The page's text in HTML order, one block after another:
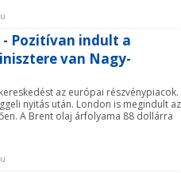
- Pozitívan indult a
van Nagy-
az európai részvénypiacok.
nyitás után. London is megindult
A Brent olaj árfolyama 88 dollárra